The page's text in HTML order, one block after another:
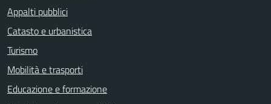
Appalti pubblici
Catasto e urbanistica
Turismo
Mobilità e trasporti
Educazione e formazione